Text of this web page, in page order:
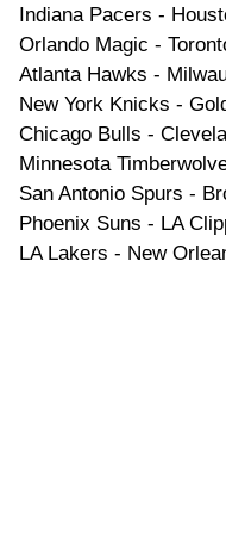
Indiana Pacers -
Orlando Magic -
Atlanta Hawks -
New York Knicks -
Chicago Bulls -
Minnesota
San Antonio Spurs -
Phoenix Suns - LA
LA Lakers - New